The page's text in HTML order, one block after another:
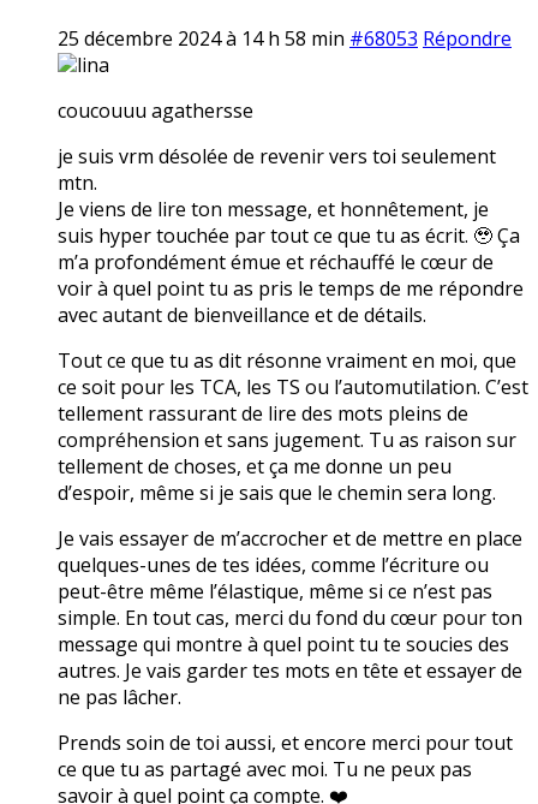
25 décembre 2024 à 14 h 58 min #68053 Répondre
lina
coucouuu agathersse
je suis vrm désolée de revenir vers toi seulement
mtn.
Je viens de lire ton message, et honnêtement, je
suis hyper touchée par tout ce que tu as écrit. 🥹 Ça
m’a profondément émue et réchauffé le cœur de
voir à quel point tu as pris le temps de me répondre
avec autant de bienveillance et de détails.
Tout ce que tu as dit résonne vraiment en moi, que
ce soit pour les TCA, les TS ou l’automutilation. C’est
tellement rassurant de lire des mots pleins de
compréhension et sans jugement. Tu as raison sur
tellement de choses, et ça me donne un peu
d’espoir, même si je sais que le chemin sera long.
Je vais essayer de m’accrocher et de mettre en place
quelques-unes de tes idées, comme l’écriture ou
peut-être même l’élastique, même si ce n’est pas
simple. En tout cas, merci du fond du cœur pour ton
message qui montre à quel point tu te soucies des
autres. Je vais garder tes mots en tête et essayer de
ne pas lâcher.
Prends soin de toi aussi, et encore merci pour tout
ce que tu as partagé avec moi. Tu ne peux pas
savoir à quel point ça compte. ❤️